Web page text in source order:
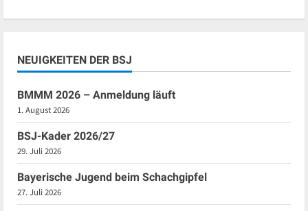
NEUIGKEITEN DER BSJ
BMMM 2026 – Anmeldung läuft
1. August 2026
BSJ-Kader 2026/27
29. Juli 2026
Bayerische Jugend beim Schachgipfel
27. Juli 2026